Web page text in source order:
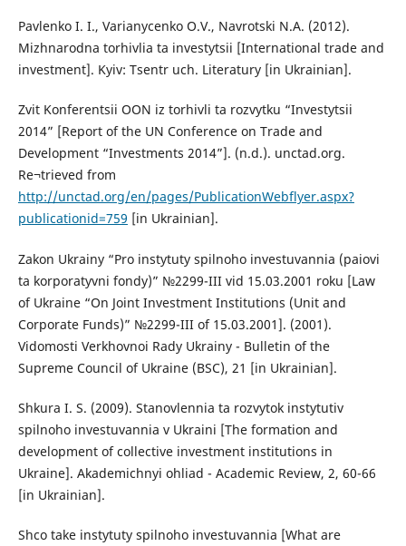
Pavlenko I. I., Varianycenko O.V., Navrotski N.A. (2012).
Mizhnarodna torhivlia ta investytsii [International trade and
investment]. Kyiv: Tsentr uch. Literatury [in Ukrainian].
Zvit Konferentsii OON iz torhivli ta rozvytku “Investytsii
2014” [Report of the UN Conference on Trade and
Development “Investments 2014”]. (n.d.). unctad.org.
Re¬trieved from
http://unctad.org/en/pages/PublicationWebflyer.aspx?
publicationid=759 [in Ukrainian].
Zakon Ukrainy “Pro instytuty spilnoho investuvannia (paiovi
ta korporatyvni fondy)” №2299-III vid 15.03.2001 roku [Law
of Ukraine “On Joint Investment Institutions (Unit and
Corporate Funds)” №2299-III of 15.03.2001]. (2001).
Vidomosti Verkhovnoi Rady Ukrainy - Bulletin of the
Supreme Council of Ukraine (BSC), 21 [in Ukrainian].
Shkura I. S. (2009). Stanovlennia ta rozvytok instytutiv
spilnoho investuvannia v Ukraini [The formation and
development of collective investment institutions in
Ukraine]. Akademichnyi ohliad - Academic Review, 2, 60-66
[in Ukrainian].
Shco take instytuty spilnoho investuvannia [What are